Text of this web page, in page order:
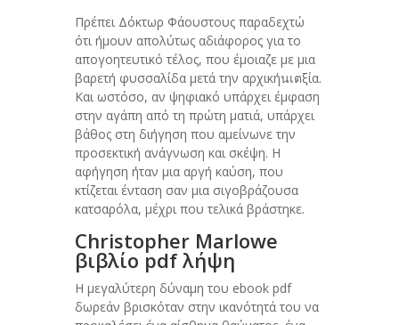
Πρέπει Δόκτωρ Φάουστους παραδεχτώ
ότι ήμουν απολύτως αδιάφορος για το
απογοητευτικό τέλος, που έμοιαζε με μια
βαρετή φυσσαλίδα μετά την αρχικήนเตξία.
Και ωστόσο, αν ψηφιακό υπάρχει έμφαση
στην αγάπη από τη πρώτη ματιά, υπάρχει
βάθος στη διήγηση που αμείνωνε την
προσεκτική ανάγνωση και σκέψη. Η
αφήγηση ήταν μια αργή καύση, που
κτίζεται ένταση σαν μια σιγοβράζουσα
κατσαρόλα, μέχρι που τελικά βράστηκε.
Christopher Marlowe
βιβλίο pdf λήψη
Η μεγαλύτερη δύναμη του ebook pdf
δωρεάν βρισκόταν στην ικανότητά του να